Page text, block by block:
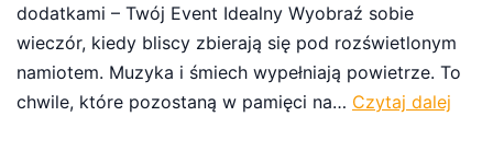
dodatkami – Twój Event Idealny Wyobraź sobie
wieczór, kiedy bliscy zbierają się pod rozświetlonym
namiotem. Muzyka i śmiech wypełniają powietrze. To
chwile, które pozostaną w pamięci na… Czytaj dalej